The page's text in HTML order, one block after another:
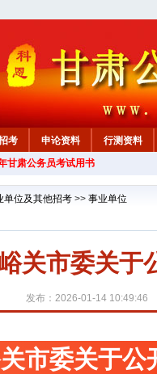
考 申论资料
行测资料
甘肃公务员考试用书
单位及其他招考 >> 事业单位
关市委关于
发布：2026-01-14 10:49:46
市委关于